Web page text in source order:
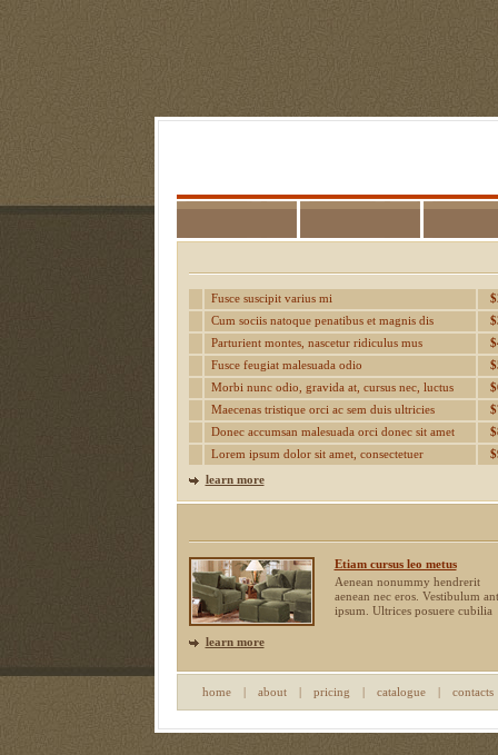
Fusce suscipit varius mi
Cum sociis natoque penatibus et magnis dis
Parturient montes, nascetur ridiculus mus
Fusce feugiat malesuada odio
Morbi nunc odio, gravida at, cursus nec, luctus
Maecenas tristique orci ac sem duis ultricies
Donec accumsan malesuada orci donec sit amet
Lorem ipsum dolor sit amet, consectetuer
learn more
Etiam cursus leo metus
Aenean nonummy hendrerit
aenean nec eros. Vestibulum
ipsum. Ultrices posuere cubilia
learn more
home | about | pricing | catalogue | contacts